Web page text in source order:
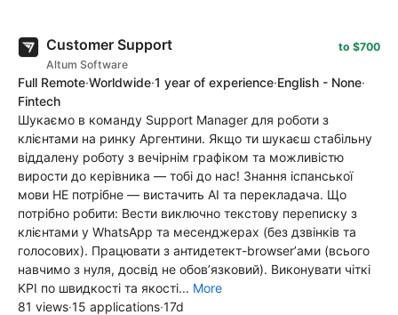
Customer Support
Altum Software
to $700
Full Remote·Worldwide·1 year of experience·English - None·
Fintech
Шукаємо в команду Support Manager для роботи з
клієнтами на ринку Аргентини. Якщо ти шукаєш стабільну
віддалену роботу з вечірнім графіком та можливістю
вирости до керівника — тобі до нас! Знання іспанської
мови НЕ потрібне — вистачить АІ та перекладача. Що
потрібно робити: Вести виключно текстову переписку з
клієнтами у WhatsApp та месенджерах (без дзвінків та
голосових). Працювати з антидетект-browser’ами (всього
навчимо з нуля, досвід не обов’язковий). Виконувати чіткі
KPI по швидкості та якості... More
81 views·15 applications·17d